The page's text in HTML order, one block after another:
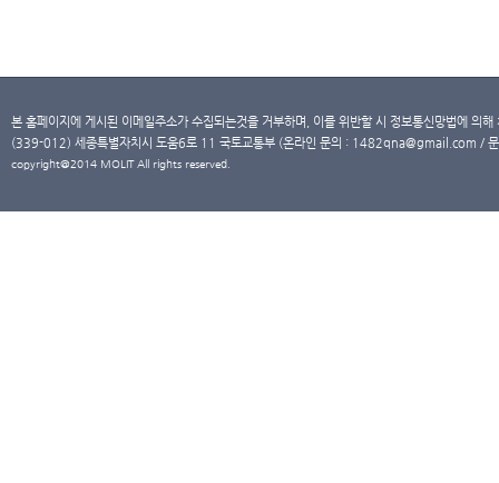
본 홈페이지에 게시된 이메일주소가 수집되는것을 거부하며, 이를 위반할 시 정보통신망법에 의
(339-012) 세종특별자치시 도움6로 11 국토교통부 (온라인 문의 : 1482qna@gmail.com /
copyright@2014 MOLIT All rights reserved.